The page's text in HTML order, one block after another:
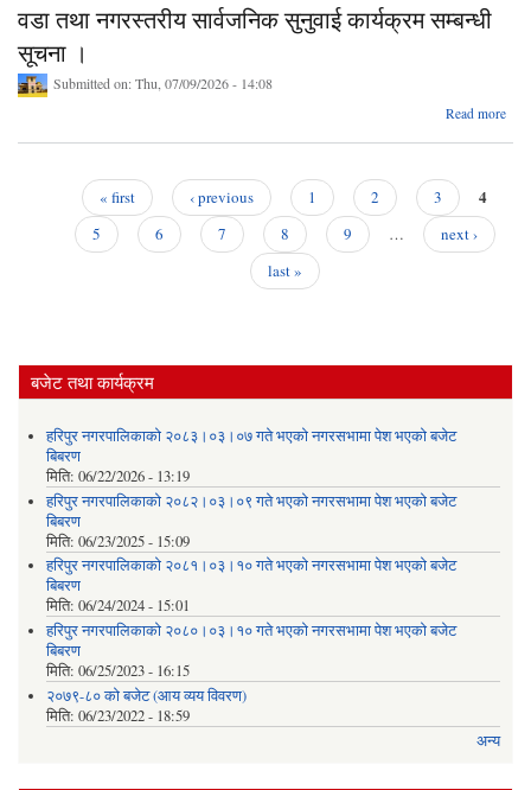
वडा तथा नगरस्तरीय सार्वजनिक सुनुवाई कार्यक्रम सम्बन्धी
सूचना ।
Submitted on:Thu, 07/09/2026 - 14:08
Read more
« first ‹ previous 1 2 3 4
5 6 7 8 9 …
next ›
last »
बजेट तथा कार्यक्रम
हरिपुर नगरपालिकाको २०८३।०३।०७ गते भएको नगरसभामा पेश भएको बजेट
बिबरण
मिति: 06/22/2026 - 13:19
हरिपुर नगरपालिकाको २०८२।०३।०९ गते भएको नगरसभामा पेश भएको बजेट
बिबरण
मिति: 06/23/2025 - 15:09
हरिपुर नगरपालिकाको २०८१।०३।१० गते भएको नगरसभामा पेश भएको बजेट
बिबरण
मिति: 06/24/2024 - 15:01
हरिपुर नगरपालिकाको २०८०।०३।१० गते भएको नगरसभामा पेश भएको बजेट
बिबरण
मिति: 06/25/2023 - 16:15
२०७९-८० को बजेट (आय व्यय विवरण)
मिति: 06/23/2022 - 18:59
अन्य